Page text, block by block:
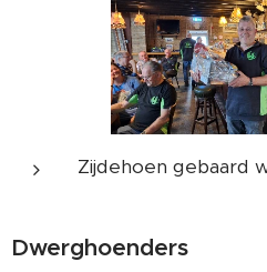
Zijdehoen gebaard
Dwerghoenders